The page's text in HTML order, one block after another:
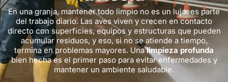
En una granja, mantener todo limpio no es un lujo: es parte
del trabajo diario. Las aves viven y crecen en contacto
directo con superficies, equipos y estructuras que pueden
acumular residuos, y eso, si no se atiende a tiempo,
termina en problemas mayores. Unalimpieza profunda
bien hecha es el primer paso para evitar enfermedades y
mantener un ambiente saludable.